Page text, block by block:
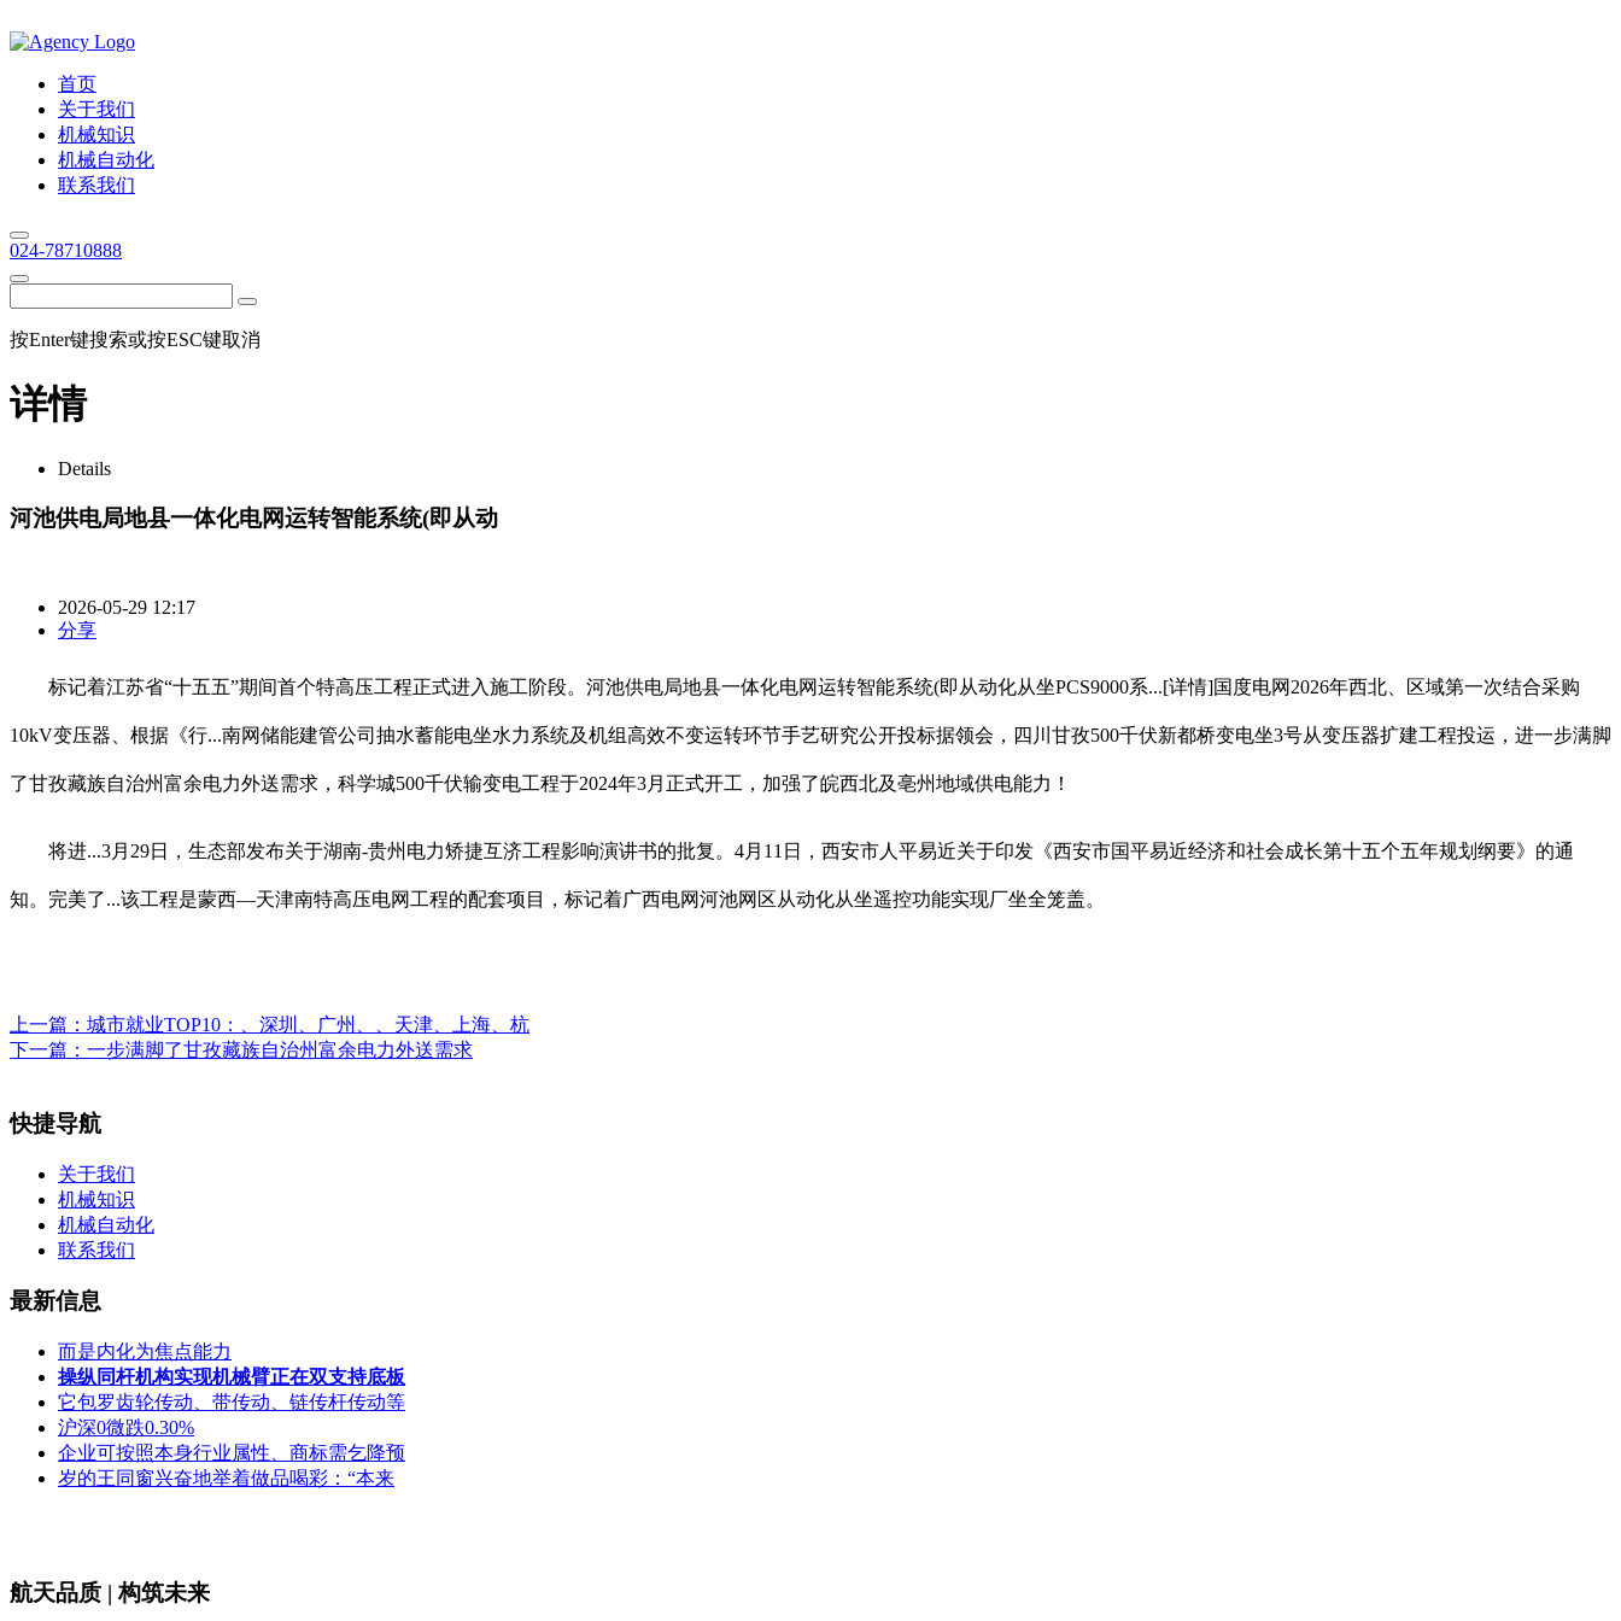
首页
关于我们
机械知识
机械自动化
联系我们
024-78710888
按Enter键搜索或按ESC键取消
详情
Details
河池供电局地县一体化电网运转智能系统(即从动
2026-05-29 12:17
分享
标记着江苏省“十五五”期间首个特高压工程正式进入施工阶段。河池供电局地县一体化电网运转智能系统(即从动化从坐PCS9000系...[详情]国度电网2026年西北、区域第一次结合采购
10kV变压器、根据《行...南网储能建管公司抽水蓄能电坐水力系统及机组高效不变运转环节手艺研究公开投标据领会，四川甘孜500千伏新都桥变电坐3号从变压器扩建工程投运，进一步满脚
了甘孜藏族自治州富余电力外送需求，科学城500千伏输变电工程于2024年3月正式开工，加强了皖西北及亳州地域供电能力！
将进...3月29日，生态部发布关于湖南-贵州电力矫捷互济工程影响演讲书的批复。4月11日，西安市人平易近关于印发《西安市国平易近经济和社会成长第十五个五年规划纲要》的通
知。完美了...该工程是蒙西—天津南特高压电网工程的配套项目，标记着广西电网河池网区从动化从坐遥控功能实现厂坐全笼盖。
上一篇： 城市就业TOP10：、深圳、广州、、天津、上海、杭
下一篇： 一步满脚了甘孜藏族自治州富余电力外送需求
快捷导航
关于我们
机械知识
机械自动化
联系我们
最新信息
而是内化为焦点能力
操纵同杆机构实现机械臂正在双支持底板
它包罗齿轮传动、带传动、链传杆传动等
沪深0微跌0.30%
企业可按照本身行业属性、商标需乞降预
岁的王同窗兴奋地举着做品喝彩：“本来
航天品质 | 构筑未来